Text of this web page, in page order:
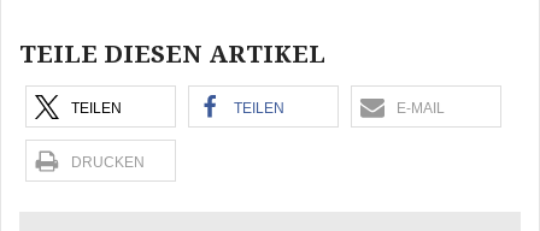
TEILE DIESEN ARTIKEL
TEILEN TEILEN E-MAIL
DRUCKEN